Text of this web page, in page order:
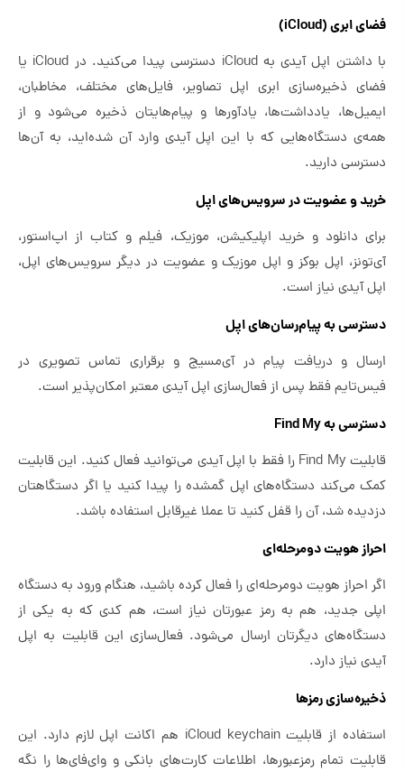
فضای ابری (iCloud)
با داشتن اپل آیدی به iCloud دسترسی پیدا می‌کنید. در iCloud یا
فضای ذخیره‌سازی ابری اپل تصاویر، فایل‌های مختلف، مخاطبان،
ایمیل‌ها، یادداشت‌ها، یادآورها و پیام‌هایتان ذخیره می‌شود و از
همه‌ی دستگاه‌هایی که با این اپل آیدی وارد آن شده‌اید، به آن‌ها
دسترسی دارید.
خرید و عضویت در سرویس‌های اپل
برای دانلود و خرید اپلیکیشن، موزیک، فیلم و کتاب از اپ‌استور،
آی‌تونز، اپل بوکز و اپل موزیک و عضویت در دیگر سرویس‌های اپل،
اپل آیدی نیاز است.
دسترسی به پیام‌رسان‌های اپل
ارسال و دریافت پیام در آی‌مسیج و برقراری تماس تصویری در
فیس‌تایم فقط پس از فعال‌سازی اپل آیدی معتبر امکان‌پذیر است.
دسترسی به Find My
قابلیت Find My را فقط با اپل آیدی می‌توانید فعال کنید. این قابلیت
کمک می‌کند دستگاه‌های اپل گمشده را پیدا کنید یا اگر دستگاهتان
دزدیده شد، آن را قفل کنید تا عملا غیرقابل‌ استفاده باشد.
احراز هویت دومرحله‌ای
اگر احراز هویت دومرحله‌ای را فعال کرده باشید، هنگام ورود به دستگاه
اپلی جدید، هم به رمز عبورتان نیاز است، هم کدی که به یکی از
دستگاه‌های دیگرتان ارسال می‌شود. فعال‌سازی این قابلیت به اپل
آیدی نیاز دارد.
ذخیره‌سازی رمزها
استفاده از قابلیت iCloud keychain هم اکانت اپل لازم دارد. این
قابلیت تمام رمزعبورها، اطلاعات کارت‌های بانکی و وای‌فای‌ها را نگه